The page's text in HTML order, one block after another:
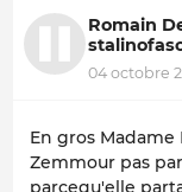
Romain
04 octobre
En gros
Zemmour pas
parcequ'elle